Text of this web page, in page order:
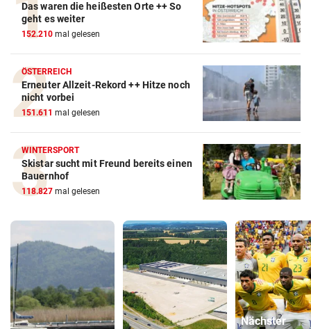
Das waren die heißesten Orte ++ So
geht es weiter
152.210 mal gelesen
ÖSTERREICH
Erneuter Allzeit-Rekord ++ Hitze noch
nicht vorbei
151.611 mal gelesen
WINTERSPORT
Skistar sucht mit Freund bereits einen
Bauernhof
118.827 mal gelesen
Nächster